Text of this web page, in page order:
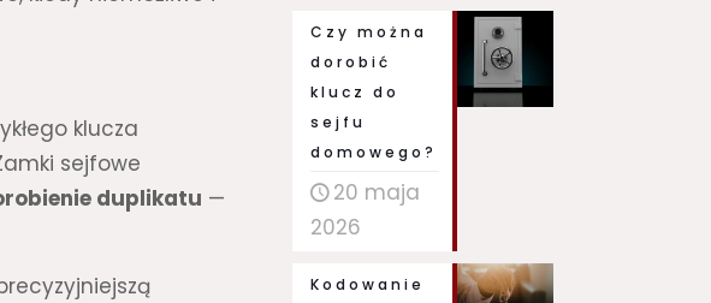
klucza
sejfowe
duplikatu —
Czy można
dorobić
klucz do
sejfu
domowego?
20 maja
2026
Kodowanie